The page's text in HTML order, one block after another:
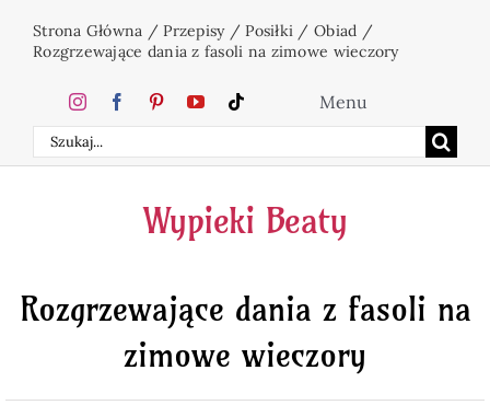
zawartości
Strona Główna /Przepisy/Posiłki / Obiad /
Rozgrzewające dania z fasoli na zimowe wieczory
Szukaj
Menu
Home
Ciasta
Desery
Święta
Wypieki Beaty
Rozgrzewające dania z fasoli na
zimowe wieczory